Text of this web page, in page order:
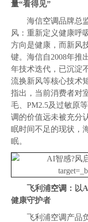
量“看得见”
海信空调品牌总
风：重新定义健康呼
方向是健康，而新风
键。海信自2008年推
年技术迭代，已沉淀
流换新风等核心技术
指出，当前消费者对
毛、PM2.5及过敏原
调的价值远未被充分
眠时间不足的现状，
眠。
飞利浦空调 ：以
健康守护者
飞利浦空调产品